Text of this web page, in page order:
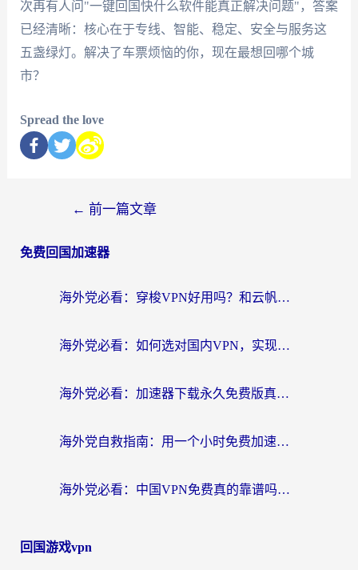
次再有人问"一键回国快什么软件能真正解决问题"，答案
已经清晰：核心在于专线、智能、稳定、安全与服务这
五盏绿灯。解决了车票烦恼的你，现在最想回哪个城
市？
Spread the love
← 前一篇文章
免费回国加速器
海外党必看：穿梭VPN好用吗？和云帆VPN对比哪个回国效果更好？附真实测评+避坑指南
海外党必看：如何选对国内VPN，实现无缝访问国内资源？
海外党必看：加速器下载永久免费版真的存在吗？教你无缝访问国内资源的正确姿势
海外党自救指南：用一个小时免费加速器，轻松打破国内资源访问壁垒？
海外党必看：中国VPN免费真的靠谱吗？手把手教你选对回国加速器
回国游戏vpn